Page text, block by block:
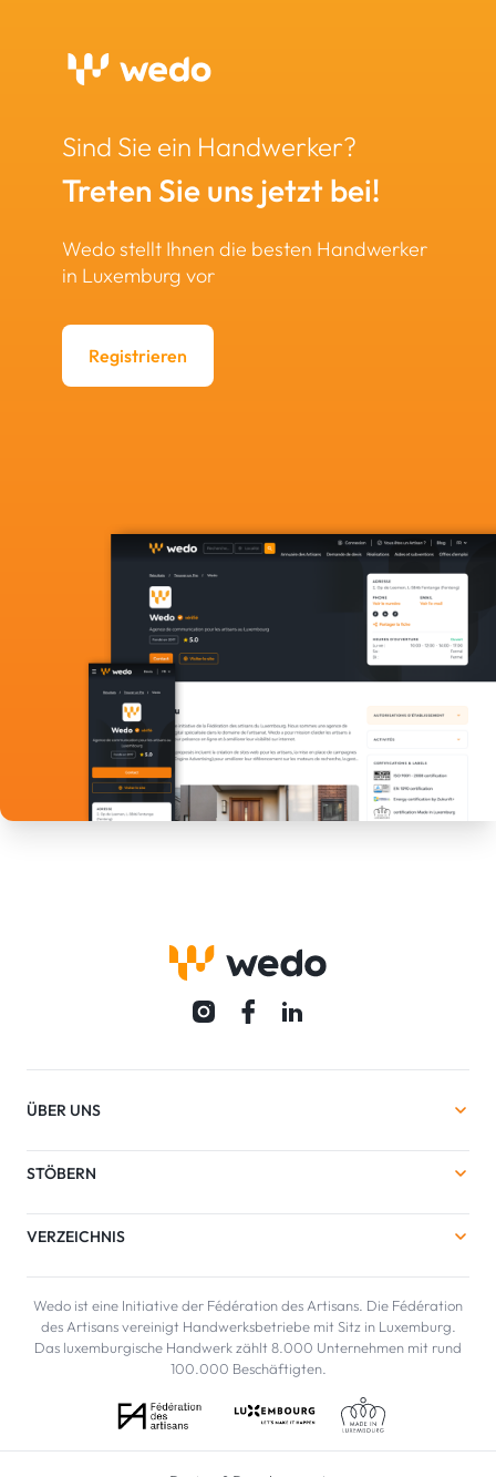
Sind Sie ein Handwerker?
Treten Sie uns jetzt bei!
Wedo stellt Ihnen die besten Handwerker
in Luxemburg vor
Registrieren
ÜBER UNS
STÖBERN
VERZEICHNIS
Wedo ist eine Initiative der Fédération des Artisans. Die Fédération
des Artisans vereinigt Handwerksbetriebe mit Sitz in Luxemburg.
Das luxemburgische Handwerk zählt 8.000 Unternehmen mit rund
100.000 Beschäftigten.